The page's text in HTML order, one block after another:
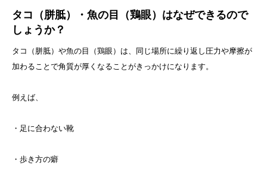
タコ（胼胝）・魚の目（鶏眼）はなぜできるので
しょうか？
タコ（胼胝）や魚の目（鶏眼）は、同じ場所に繰り返し圧力や摩擦が
加わることで角質が厚くなることがきっかけになります。
例えば、
・足に合わない靴
・歩き方の癖